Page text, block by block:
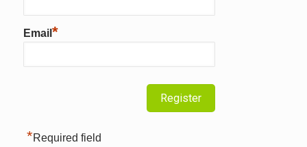
Email *
*Required field